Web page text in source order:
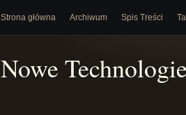
Strona główna Archiwum Spis Treści
Nowe